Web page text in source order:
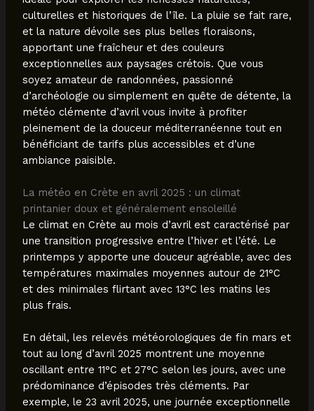
culturelles et historiques de l’île. La pluie se fait rare,
et la nature dévoile ses plus belles floraisons,
apportant une fraîcheur et des couleurs
exceptionnelles aux paysages crétois. Que vous
soyez amateur de randonnées, passionné
d’archéologie ou simplement en quête de détente, la
météo clémente d’avril vous invite à profiter
pleinement de la douceur méditerranéenne tout en
bénéficiant de tarifs plus accessibles et d’une
ambiance paisible.
La météo en Crète en avril 2025 : un climat
printanier doux et généralement ensoleillé
Le climat en Crète au mois d’avril est caractérisé par
une transition progressive entre l’hiver et l’été. Le
printemps y apporte une douceur agréable, avec des
températures maximales moyennes autour de 21°C
et des minimales flirtant avec 13°C les matins les
plus frais.
En détail, les relevés météorologiques de fin mars et
tout au long d’avril 2025 montrent une moyenne
oscillant entre 11°C et 27°C selon les jours, avec une
prédominance d’épisodes très cléments. Par
exemple, le 23 avril 2025, une journée exceptionnelle